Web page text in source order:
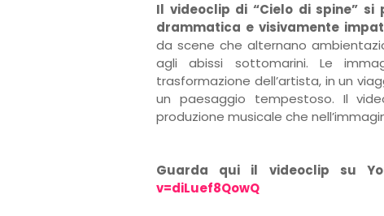
Il videoclip di “Cielo di spine”
drammatica e visivamente
da scene che alternano
agli abissi sottomarini. Le
trasformazione dell’artista, in un
un paesaggio tempestoso. Il
produzione musicale che
Guarda qui il videoclip su
v=diLuef8QowQ